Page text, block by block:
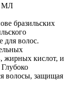
МЛ
бразильских
для волос.
жирных кислот, и
волосы, защищая